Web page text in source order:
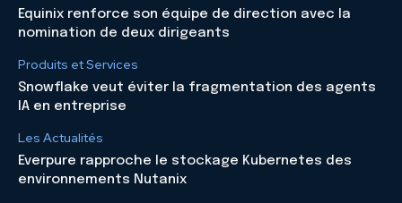
Equinix renforce son équipe de direction avec la
nomination de deux dirigeants
Produits et Services
Snowflake veut éviter la fragmentation des agents
IA en entreprise
Les Actualités
Everpure rapproche le stockage Kubernetes des
environnements Nutanix